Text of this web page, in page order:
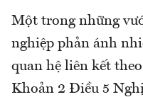
Một trong những
nghiệp phản ánh
quan hệ liên kết
Khoản 2 Điều 5